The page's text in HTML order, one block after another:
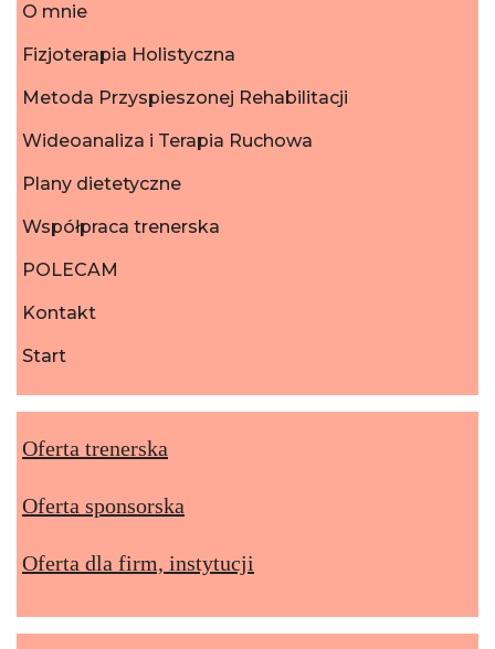
O mnie
Fizjoterapia Holistyczna
Metoda Przyspieszonej Rehabilitacji
Wideoanaliza i Terapia Ruchowa
Plany dietetyczne
Współpraca trenerska
POLECAM
Kontakt
Start
Oferta trenerska
Oferta sponsorska
Oferta dla firm, instytucji